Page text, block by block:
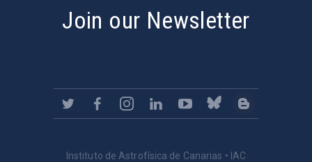
Join our Newsletter
Instituto de Astrofísica de Canarias • IAC